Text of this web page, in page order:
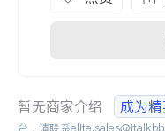
暂无商家介绍 成为